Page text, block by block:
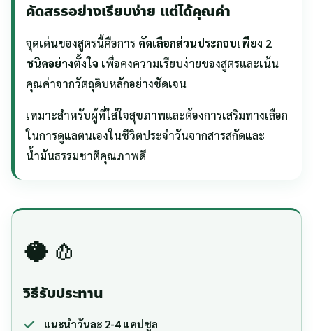
คัดสรรอย่างเรียบง่าย แต่ได้คุณค่า
จุดเด่นของสูตรนี้คือการ คัดเลือกส่วนประกอบเพียง 2
ชนิดอย่างตั้งใจ เพื่อคงความเรียบง่ายของสูตรและเน้น
คุณค่าจากวัตถุดิบหลักอย่างชัดเจน
เหมาะสำหรับผู้ที่ใส่ใจสุขภาพและต้องการเสริมทางเลือก
ในการดูแลตนเองในชีวิตประจำวันจากสารสกัดและ
น้ำมันธรรมชาติคุณภาพดี
🥥🧄
วิธีรับประทาน
แนะนำวันละ 2-4 แคปซูล